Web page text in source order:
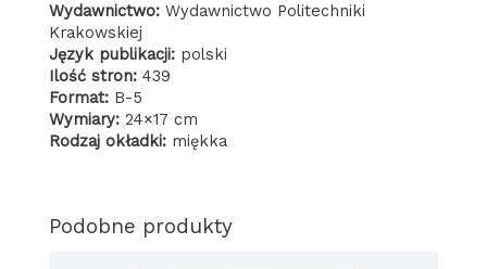
Wydawnictwo: Wydawnictwo Politechniki
Krakowskiej
Język publikacji: polski
Ilość stron: 439
Format: B-5
Wymiary: 24×17 cm
Rodzaj okładki: miękka
Podobne produkty